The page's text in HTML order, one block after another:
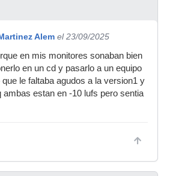
Alem el 23/09/2025
en mis monitores sonaban bien
en un cd y pasarlo a un equipo
le faltaba agudos a la version1 y
ambas estan en -10 lufs pero sentia